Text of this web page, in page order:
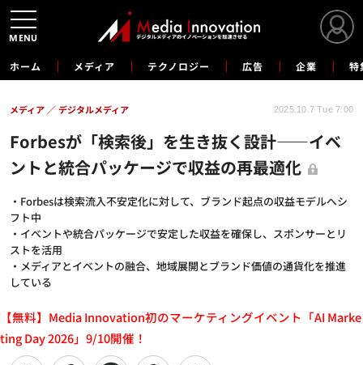
ホーム メディア テクノロジー 広告 企業 特
Forbesが「検索後」を生き抜く設計——イベ
ントと統合パッケージで収益の再最適化
・Forbesは検索流入不安定化に対して、ブランド起点の収益モデルへシ
フト中
・イベントや統合パッケージで安定した収益を確保し、スポンサーとリ
ストを活用
・メディアとイベントの融合、地域展開とブランド価値の通貨化を推進
している
メディア デジタルメディア 2025.10.7 Tue 7:00
【無料】Media Innovation初のマーケティングイベント「AI Marke
ting Day 2026」9/10開催！
MENU